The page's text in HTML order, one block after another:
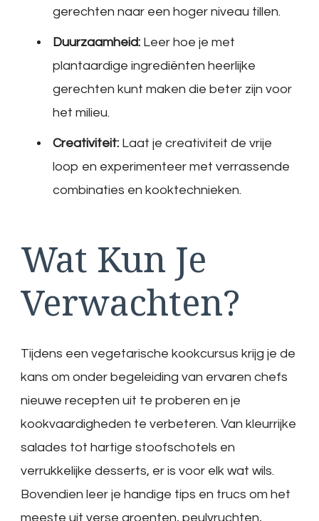
gerechten naar een hoger niveau tillen.
Duurzaamheid: Leer hoe je met
plantaardige ingrediënten heerlijke
gerechten kunt maken die beter zijn voor
het milieu.
Creativiteit: Laat je creativiteit de vrije
loop en experimenteer met verrassende
combinaties en kooktechnieken.
Wat Kun Je
Verwachten?
Tijdens een vegetarische kookcursus krijg je de
kans om onder begeleiding van ervaren chefs
nieuwe recepten uit te proberen en je
kookvaardigheden te verbeteren. Van kleurrijke
salades tot hartige stoofschotels en
verrukkelijke desserts, er is voor elk wat wils.
Bovendien leer je handige tips en trucs om het
meeste uit verse groenten, peulvruchten,